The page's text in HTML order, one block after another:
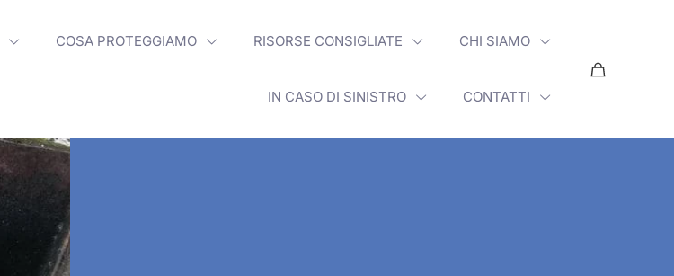
COSA PROTEGGIAMO RISORSE CONSIGLIATE CHI SIAMO
IN CASO DI SINISTRO CONTATTI